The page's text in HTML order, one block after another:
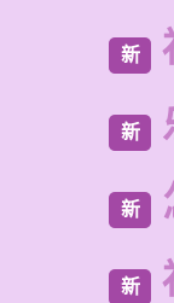
新
新
新
新